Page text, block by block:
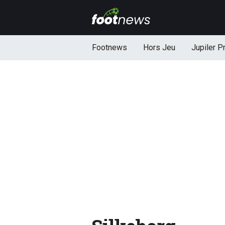
Footnews Hors Jeu Jupiler